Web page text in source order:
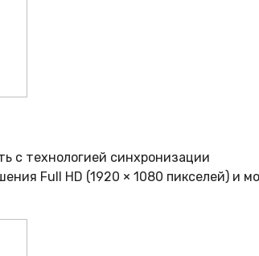
с технологией синхронизации
Full HD (1920 × 1080 пикселей) и